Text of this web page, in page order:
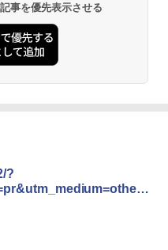
事を優先表示させる
?